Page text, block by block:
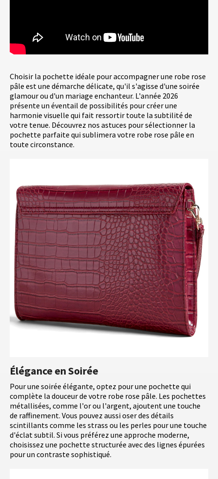
Choisir la pochette idéale pour accompagner une robe rose
pâle est une démarche délicate, qu'il s'agisse d'une soirée
glamour ou d'un mariage enchanteur. L'année 2026
présente un éventail de possibilités pour créer une
harmonie visuelle qui fait ressortir toute la subtilité de
votre tenue. Découvrez nos astuces pour sélectionner la
pochette parfaite qui sublimera votre robe rose pâle en
toute circonstance.
Élégance en Soirée
Pour une soirée élégante, optez pour une pochette qui
complète la douceur de votre robe rose pâle. Les pochettes
métallisées, comme l'or ou l'argent, ajoutent une touche
de raffinement. Vous pouvez aussi oser des détails
scintillants comme les strass ou les perles pour une touche
d'éclat subtil. Si vous préférez une approche moderne,
choisissez une pochette structurée avec des lignes épurées
pour un contraste sophistiqué.